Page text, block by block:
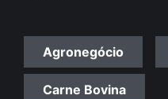
Agronegócio
Carne Bovina